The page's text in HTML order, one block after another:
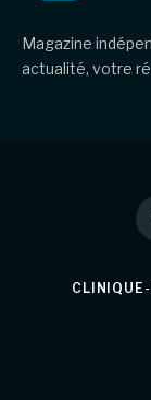
Magazine
actualité, votre